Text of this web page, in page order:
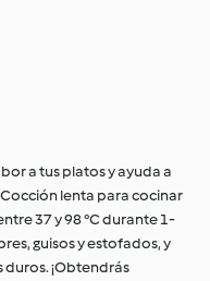
a tus platos y ayuda a
lenta para cocinar
37 y 98 °C durante 1-
guisos y estofados, y
¡Obtendrás